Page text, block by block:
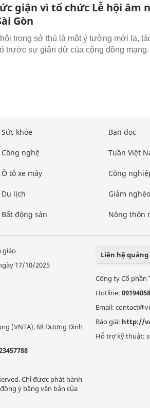
giận vì tổ chức Lễ hội âm
Gòn
trong sở thú là một ý tưởng mới lạ,
trước sự giận dữ của cộng đồng mạng.
Sức khỏe
Công nghệ
Ô tô xe máy
Du lịch
Bất động sản
Bạn đọc
Tuần Việt
Công
Giảm
Nông thôn
giáo
17/10/2025
(VNTA), 68 Dương Đình
Chỉ được phát hành
ý bằng văn bản của
Liên hệ quảng
Công ty Cổ
Hotline:
Email:
Báo giá: http://
Hỗ trợ kỹ thuật: